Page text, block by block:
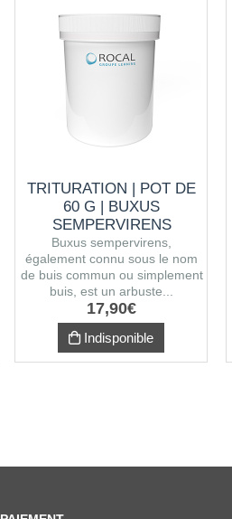
TRITURATION | POT DE
60 G | BUXUS
SEMPERVIRENS
Buxus sempervirens,
également connu sous le nom
de buis commun ou simplement
buis, est un arbuste...
17,90€
Indisponible